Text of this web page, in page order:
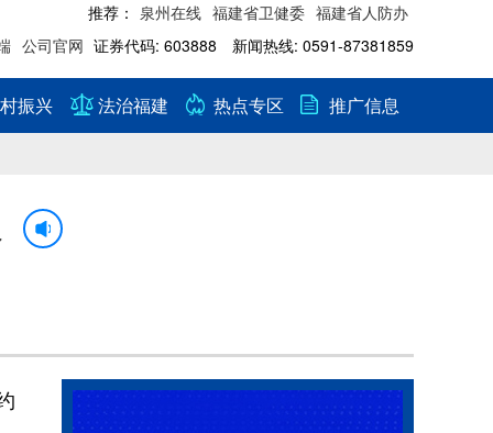
推荐： 泉州在线 福建省卫健委 福建省人防办
公司官网 证券代码: 603888 新闻热线: 0591-87381859
振兴 法治福建 热点专区 推广信息